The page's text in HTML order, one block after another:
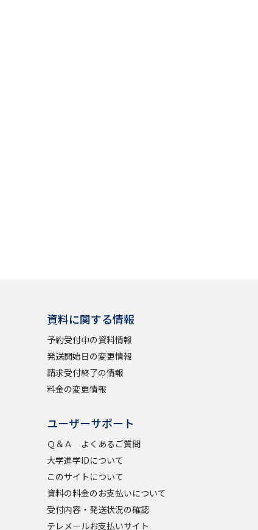
資料に関する情報
予約受付中の資料情報
発送開始日の変更情報
請求受付終了の情報
料金の変更情報
ユーザーサポート
Ｑ＆Ａ よくあるご質問
大学進学IDについて
このサイトについて
資料の料金のお支払いについて
受付内容・発送状況の確認
テレメールお支払いサイト